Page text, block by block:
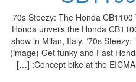
‘70s Steezy: The Honda
Honda unveils the Honda
show in Milan, Italy. ‘70s
(image) Get funky and Fast
Concept bike at the